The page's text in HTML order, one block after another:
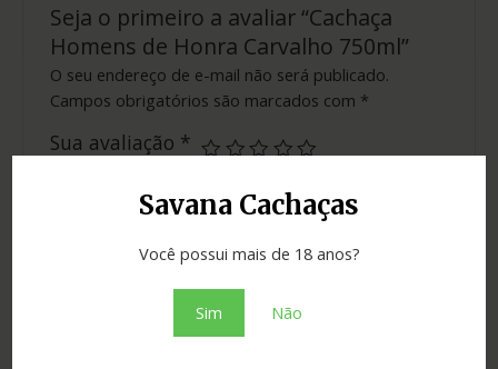
Savana Cachaças
Você possui mais de 18 anos?
Sim Não
Seja o primeiro a avaliar “Cachaça
Homens de Honra Carvalho 750ml”
O seu endereço de e-mail não será publicado.
Campos obrigatórios são marcados com *
Sua avaliação *
Sua avaliação sobre o produto